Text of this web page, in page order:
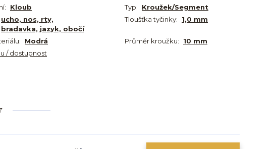
Kloub Typ:
Kroužek/Segment
ucho, nos, rty,
bradavka, jazyk, obočí
Tloušťka tyčinky: 1,0 mm
Modrá Průměr kroužku:
10 mm
/ dostupnost